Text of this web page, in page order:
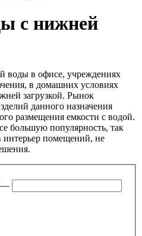
с нижней
воды в офисе, учреждениях
в домашних условиях
загрузкой. Рынок
данного назначения
размещения емкости с водой.
большую популярность, так
интерьер помещений, не
—